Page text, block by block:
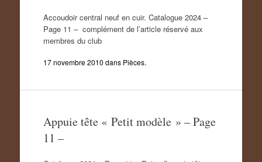
Accoudoir central neuf en cuir. Catalogue 2024 –
Page 11 – complément de l’article réservé aux
membres du club
17 novembre 2010 dans Pièces.
Appuie tête « Petit modèle » – Page
11 –